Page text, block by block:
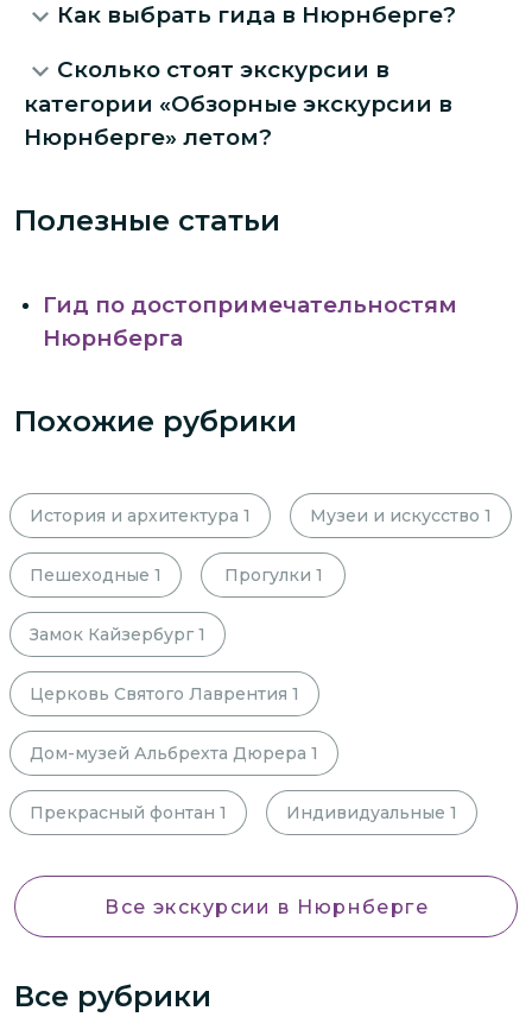
Как выбрать гида в Нюрнберге?
Сколько стоят экскурсии в
категории «Обзорные экскурсии в
Нюрнберге» летом?
Полезные статьи
Гид по достопримечательностям
Нюрнберга
Похожие рубрики
История и архитектура 1 Музеи и искусство 1
Пешеходные 1 Прогулки 1
Замок Кайзербург 1
Церковь Святого Лаврентия 1
Дом-музей Альбрехта Дюрера 1
Прекрасный фонтан 1 Индивидуальные 1
Все экскурсии в Нюрнберге
Все рубрики